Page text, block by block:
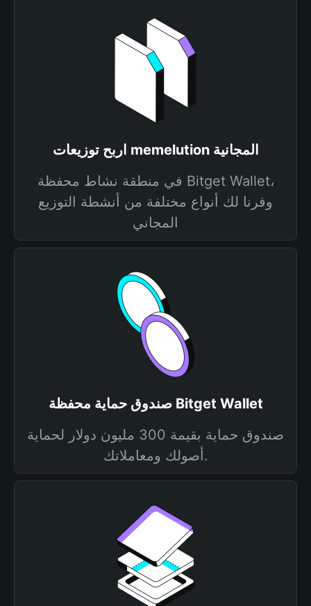
اربح توزيعات memelution المجانية
في منطقة نشاط محفظة Bitget Wallet،
وفرنا لك أنواع مختلفة من أنشطة التوزيع
المجاني
صندوق حماية محفظة Bitget Wallet
صندوق حماية بقيمة 300 مليون دولار لحماية
أصولك ومعاملاتك.